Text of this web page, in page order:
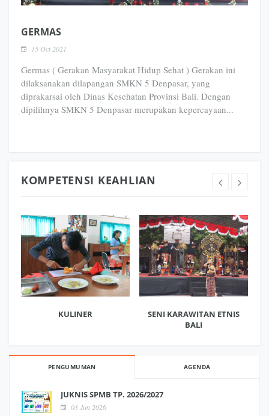
GERMAS
15 Oct 2021
Germas ( Gerakan Masyarakat Hidup Sehat ) Gerakan ini
dilaksanakan dilapangan SMKN 5 Denpasar, yang
diprakarsai oleh Dinas Kesehatan Provinsi Bali. Dengan
dipilihnya SMKN 5 Denpasar merupakan kepercayaan...
KOMPETENSI KEAHLIAN
KULINER
SENI KARAWITAN ETNIS
BALI
PENGUMUMAN AGENDA
JUKNIS SPMB TP. 2026/2027
03 Jun 2026